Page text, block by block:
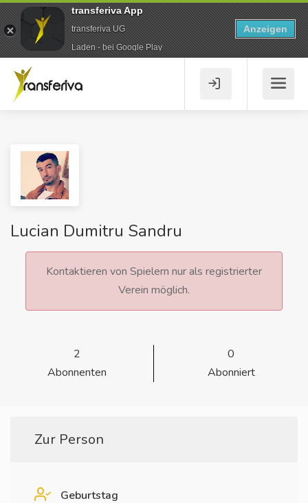
Lucian Dumitru Sandru
Kontaktieren von Spielern nur als registrierter
Verein möglich.
2
Abonnenten
0
Abonniert
Zur Person
Geburtstag
transferiva App
transferiva UG
Laden - bei Google Play
Anzeigen